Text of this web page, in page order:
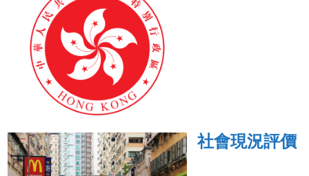
社會現況評價